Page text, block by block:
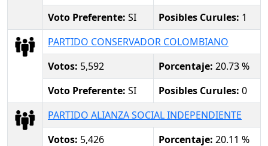
Voto Preferente: SI Posibles Curules: 1
PARTIDO CONSERVADOR COLOMBIANO
Votos: 5,592 Porcentaje: 20.73 %
Voto Preferente: SI Posibles Curules: 0
PARTIDO ALIANZA SOCIAL INDEPENDIENTE
Votos: 5,426 Porcentaje: 20.11 %